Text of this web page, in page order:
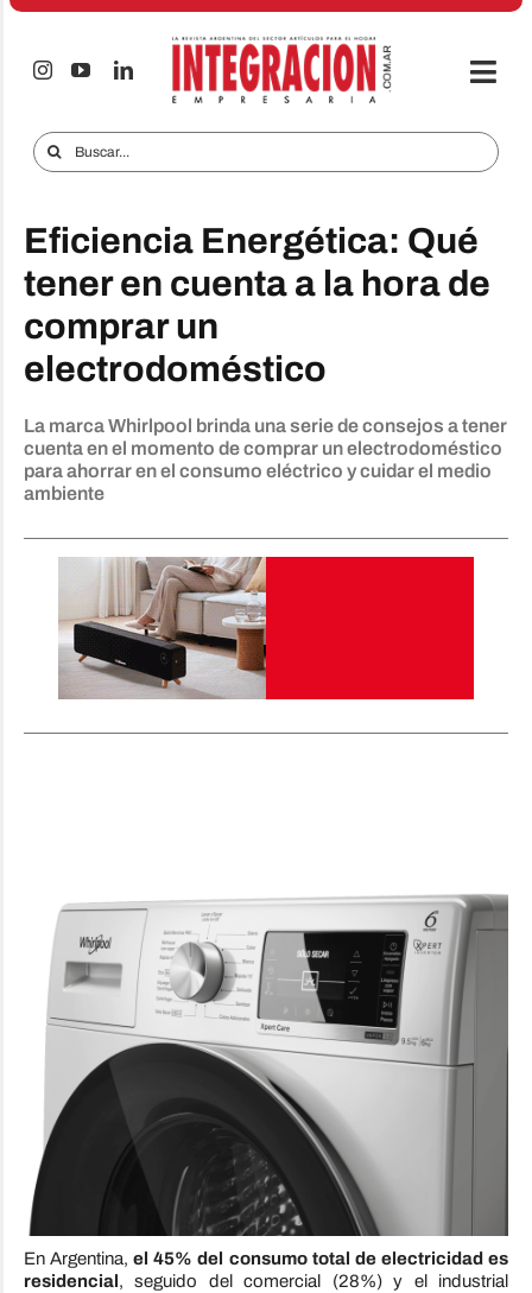
Saltar
Audio & TV
iTECNO
Celulares
Anuncie
Contacto
Buscar:
Eficiencia Energética: Qué
tener en cuenta a la hora de
comprar un
electrodoméstico
La marca Whirlpool brinda una serie de consejos a tener
cuenta en el momento de comprar un electrodoméstico
para ahorrar en el consumo eléctrico y cuidar el medio
ambiente
En Argentina,el 45% del consumo total de electricidad es
residencial, seguido del comercial (28%) y el industrial